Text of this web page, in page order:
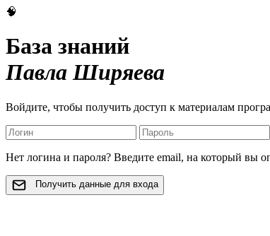
🧠
База знаний
Павла Ширяева
Войдите, чтобы получить доступ к материалам
Нет логина и пароля? Введите email, на который вы
Получить данные для входа